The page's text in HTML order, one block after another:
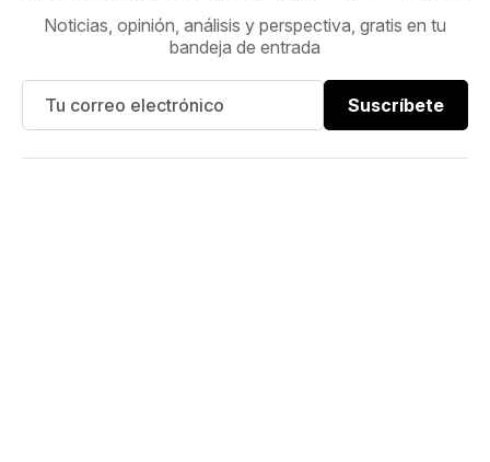
Noticias, opinión, análisis y perspectiva, gratis en tu
bandeja de entrada
Suscríbete